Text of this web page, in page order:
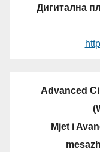
Дигитална
Advanced
Mjet i